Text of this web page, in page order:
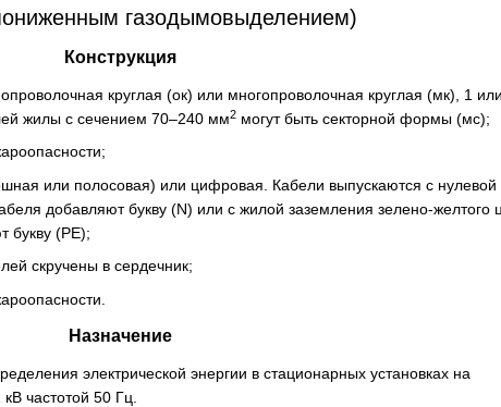
газодымовыделением)
Конструкция
круглая (ок) или многопроволочная круглая (мк), 1
жилы с сечением 70–240 мм2 могут быть секторной формы (мс);
или полосовая) или цифровая. Кабели выпускаются с нулевой
добавляют букву (N) или с жилой заземления зелено-желтого
букву (РЕ);
скручены в сердечник;
Назначение
электрической энергии в стационарных установках на
частотой 50 Гц.